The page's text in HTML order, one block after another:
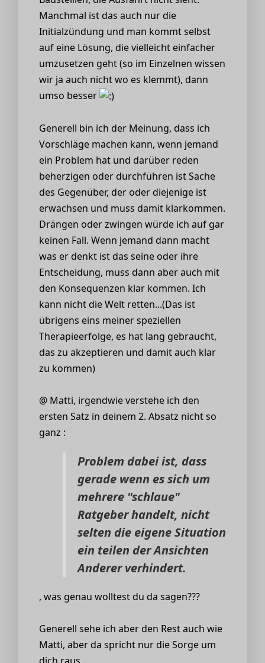
Manchmal ist das auch nur die
Initialzündung und man kommt selbst
auf eine Lösung, die vielleicht einfacher
umzusetzen geht (so im Einzelnen wissen
wir ja auch nicht wo es klemmt), dann
umso besser
Generell bin ich der Meinung, dass ich
Vorschläge machen kann, wenn jemand
ein Problem hat und darüber reden
beherzigen oder durchführen ist Sache
des Gegenüber, der oder diejenige ist
erwachsen und muss damit klarkommen.
Drängen oder zwingen würde ich auf gar
keinen Fall. Wenn jemand dann macht
was er denkt ist das seine oder ihre
Entscheidung, muss dann aber auch mit
den Konsequenzen klar kommen. Ich
kann nicht die Welt retten...(Das ist
übrigens eins meiner speziellen
Therapieerfolge, es hat lang gebraucht,
das zu akzeptieren und damit auch klar
zu kommen)
@ Matti, irgendwie verstehe ich den
ersten Satz in deinem 2. Absatz nicht so
ganz :
Problem dabei ist, dass
gerade wenn es sich um
mehrere "schlaue"
Ratgeber handelt, nicht
selten die eigene Situation
ein teilen der Ansichten
Anderer verhindert.
, was genau wolltest du da sagen???
Generell sehe ich aber den Rest auch wie
Matti, aber da spricht nur die Sorge um